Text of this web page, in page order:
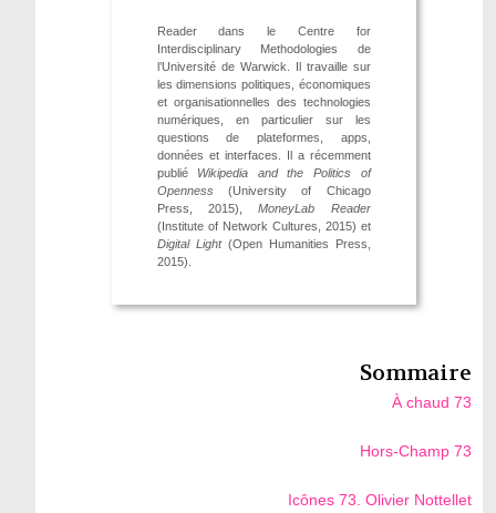
Reader dans le Centre for
Interdisciplinary Methodologies de
l’Université de Warwick. Il travaille sur
les dimensions politiques, économiques
et organisationnelles des technologies
numériques, en particulier sur les
questions de plateformes, apps,
données et interfaces. Il a récemment
publié Wikipedia and the Politics of
Openness(University of Chicago
Press, 2015),MoneyLab Reader
(Institute of Network Cultures, 2015) et
Digital Light (Open Humanities Press,
2015).
Sommaire
À chaud 73
Hors-Champ 73
Icônes 73. Olivier Nottellet